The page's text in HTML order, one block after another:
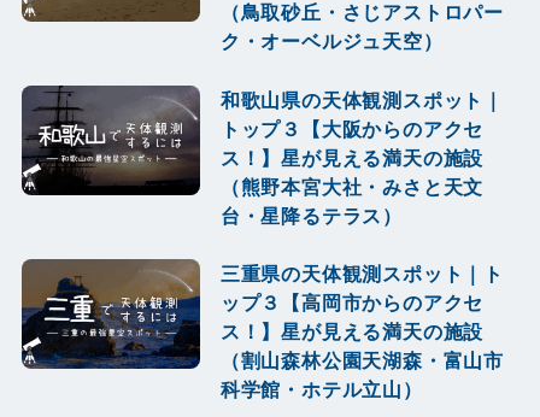
（鳥取砂丘・さじアストロパー
ク・オーベルジュ天空）
和歌山県の天体観測スポット｜
トップ３【大阪からのアクセ
ス！】星が見える満天の施設
（熊野本宮大社・みさと天文
台・星降るテラス）
三重県の天体観測スポット｜ト
ップ３【高岡市からのアクセ
ス！】星が見える満天の施設
（割山森林公園天湖森・富山市
科学館・ホテル立山）